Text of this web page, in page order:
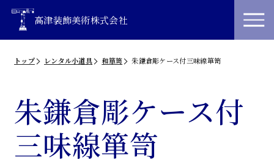
高津装飾美術株式会社
トップ レンタル小道具 和箪笥 朱鎌倉彫ケース付三味線箪笥
朱鎌倉彫ケース付
三味線箪笥